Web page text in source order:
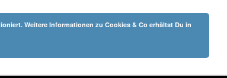
Weitere Informationen zu Cookies & Co erhältst Du in